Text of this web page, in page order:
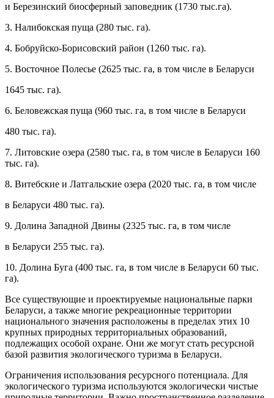
и Березинский биосферный заповедник (1730 тыс.га).
3. Налибокская пуща (280 тыс. га).
4. Бобруйско-Борисовский район (1260 тыс. га).
5. Восточное Полесье (2625 тыс. га, в том числе в Беларуси
1645 тыс. га).
6. Беловежская пуща (960 тыс. га, в том числе в Беларуси
480 тыс. га).
7. Литовские озера (2580 тыс. га, в том числе в Беларуси 160
тыс. га).
8. Витебские и Латгальские озера (2020 тыс. га, в том числе
в Беларуси 480 тыс. га).
9. Долина Западной Двины (2325 тыс. га, в том числе
в Беларуси 255 тыс. га).
10. Долина Буга (400 тыс. га, в том числе в Беларуси 60 тыс.
га).
Все существующие и проектируемые национальные парки
Беларуси, а также многие рекреационные территории
национального значения расположены в пределах этих 10
крупных природных территориальных образований,
подлежащих особой охране. Они же могут стать ресурсной
базой развития экологического туризма в Беларуси.
Ограничения использования ресурсного потенциала. Для
экологического туризма используются экологически чистые